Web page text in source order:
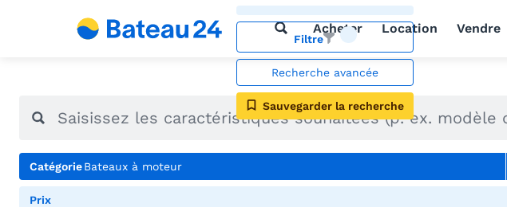
Acheter Location Vendre
Filtre
Recherche avancée
Sauvegarder la recherche
CatégorieBateaux à moteur
Prix